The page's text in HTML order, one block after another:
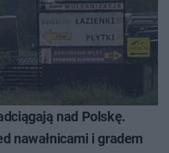
nad Polskę.
nawałnicami i gradem